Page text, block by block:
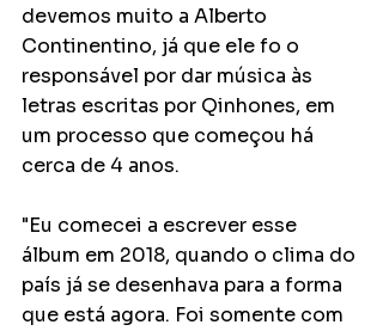
devemos muito a Alberto
Continentino, já que ele fo o
responsável por dar música às
letras escritas por Qinhones, em
um processo que começou há
cerca de 4 anos.
"Eu comecei a escrever esse
álbum em 2018, quando o clima do
país já se desenhava para a forma
que está agora. Foi somente com